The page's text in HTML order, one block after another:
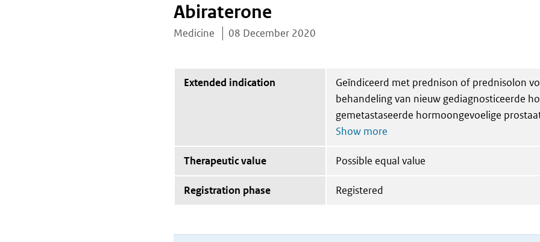
Abiraterone
Medicine 08 December 2020
Extended indication
Geïndiceerd met prednison of prednisolon
behandeling van nieuw gediagnosticeerde
gemetastaseerde hormoongevoelige
Therapeutic value Possible equal value
Registration phase Registered